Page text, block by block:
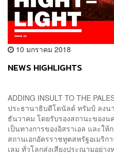
10 มกราคม 2018
NEWS HIGHLIGHTS
ADDING INSULT TO THE
ประธานาธิบดีโดนัลด์ ทรัมป์ ลงน
ธันวาคม โดยรับรองสถานะของน
เป็นทางการของอิสราเอล และให้
สถานเอกอัครราชทูตสหรัฐอเมริก
เลม ทั่วโลกส่งเสียงประณามอย่าง